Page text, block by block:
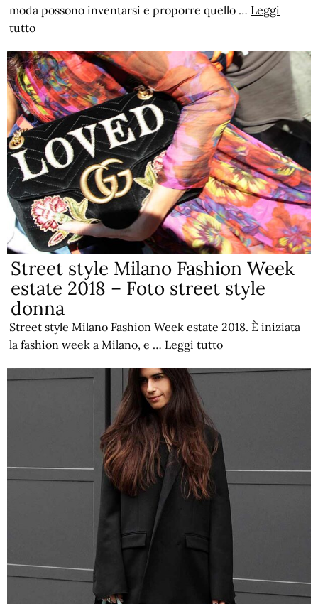
moda possono inventarsi e proporre quello … Leggi
tutto
Street style Milano Fashion Week
estate 2018 – Foto street style
donna
Street style Milano Fashion Week estate 2018. È iniziata
la fashion week a Milano, e … Leggi tutto